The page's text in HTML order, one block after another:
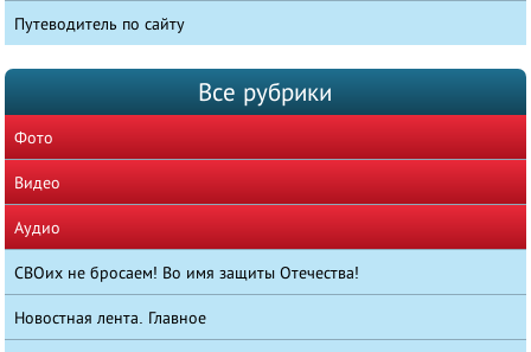
Путеводитель по сайту
Все рубрики
Фото
Видео
Аудио
СВОих не бросаем! Во имя защиты Отечества!
Новостная лента. Главное